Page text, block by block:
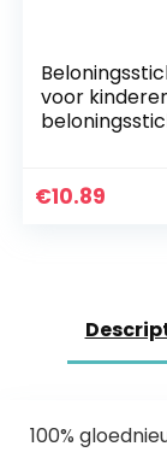
voor
schoolstickers,
€10.89
100%